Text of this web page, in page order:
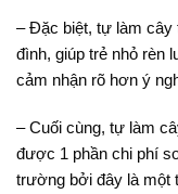
– Đặc biệt, tự làm cây
đình, giúp trẻ nhỏ rèn
cảm nhận rõ hơn ý
– Cuối cùng, tự làm
được 1 phần chi phí
trường bởi đây là một